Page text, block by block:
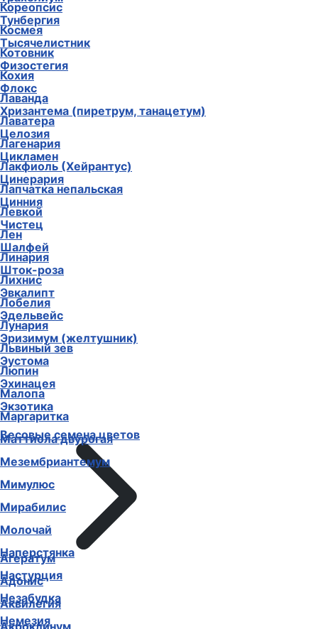
Тунбергия
Тысячелистник
Физостегия
Флокс
Хризантема (пиретрум, танацетум)
Целозия
Цикламен
Цинерария
Цинния
Чистец
Шалфей
Шток-роза
Эвкалипт
Эдельвейс
Эризимум (желтушник)
Эустома
Эхинацея
Экзотика
Весовые семена цветов
Агератум
Адонис
Аквилегия
Акроклинум
Кореопсис
Космея
Котовник
Кохия
Лаванда
Лаватера
Лагенария
Лакфиоль (Хейрантус)
Лапчатка непальская
Левкой
Лен
Линария
Лихнис
Лобелия
Лунария
Львиный зев
Люпин
Малопа
Маргаритка
Маттиола двурогая
Мезембриантемум
Мимулюс
Мирабилис
Молочай
Наперстянка
Настурция
Незабудка
Немезия